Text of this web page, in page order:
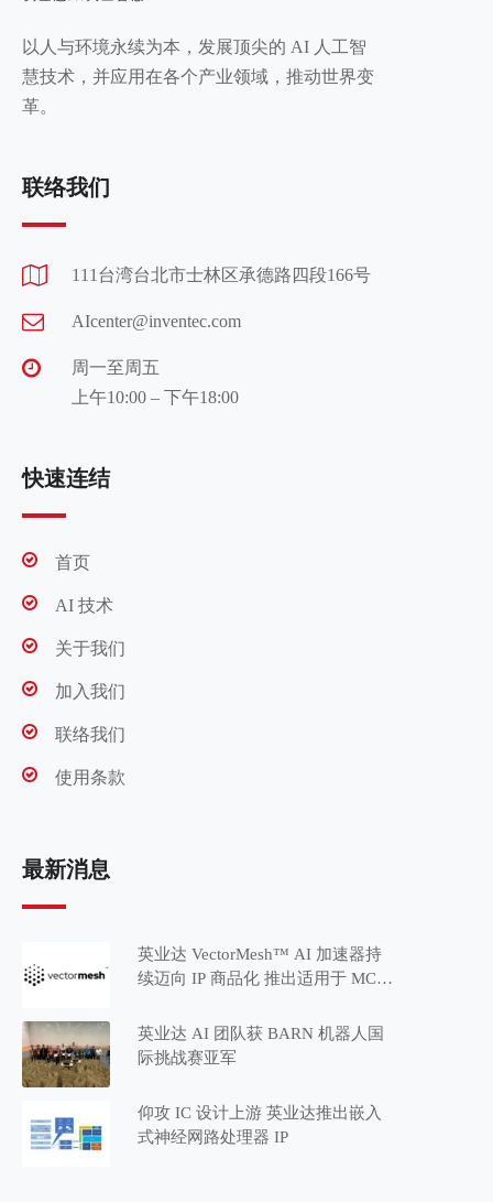
以人与环境永续为本，发展顶尖的 AI 人工智
慧技术，并应用在各个产业领域，推动世界变
革。
联络我们
111台湾台北市士林区承德路四段166号
AIcenter@inventec.com
周一至周五
上午10:00 – 下午18:00
快速连结
首页
AI 技术
关于我们
加入我们
联络我们
使用条款
最新消息
英业达 VectorMesh™ AI 加速器持
续迈向 IP 商品化 推出适用于 MCU
英业达 AI 团队获 BARN 机器人国
际挑战赛亚军
仰攻 IC 设计上游 英业达推出嵌入
式神经网路处理器 IP